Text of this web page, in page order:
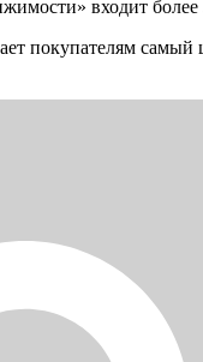
входит
покупателям